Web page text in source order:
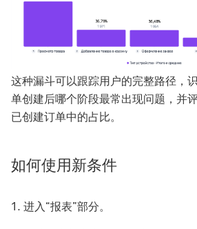
这种漏斗可以跟踪用户的完整路径，
单创建后哪个阶段最常出现问题，并
已创建订单中的占比。
如何使用新条件
1. 进入“报表”部分。